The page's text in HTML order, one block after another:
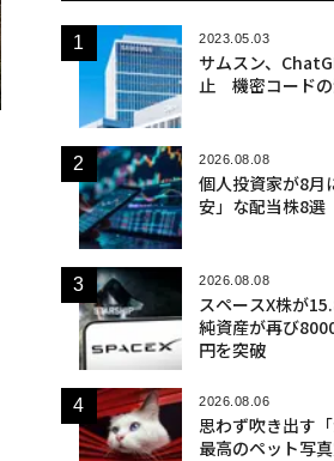
2023.05.03
サムスン、
止 機密コード
2026.08.08
個人投資家が8月
安」な配当株8選
2026.08.08
スペースX株が
純資産が再び
円を突破
2026.08.06
思わず吹き出す
最高のペット写